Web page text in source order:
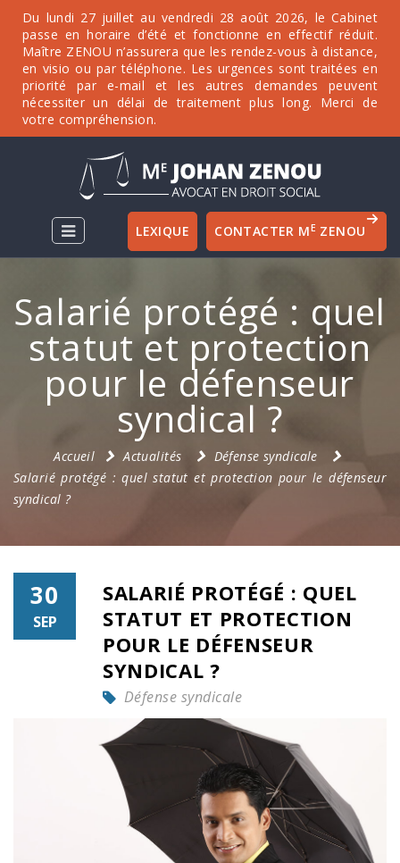
Du lundi 27 juillet au vendredi 28 août 2026, le Cabinet
passe en horaire d’été et fonctionne en effectif réduit.
Maître ZENOU n’assurera que les rendez-vous à distance,
en visio ou par téléphone. Les urgences sont traitées en
priorité par e-mail et les autres demandes peuvent
nécessiter un délai de traitement plus long. Merci de
votre compréhension.
CONTACTER ME ZENOU
LEXIQUE
Salarié protégé : quel
statut et protection
pour le défenseur
syndical ?
Accueil Actualités
Défense syndicale
Salarié protégé : quel statut et protection pour le défenseur
syndical ?
30
SEP
SALARIÉ PROTÉGÉ : QUEL
STATUT ET PROTECTION
POUR LE DÉFENSEUR
SYNDICAL ?
Défense syndicale